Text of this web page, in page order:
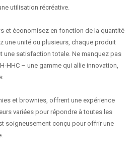
utilisation récréative.
et économisez en fonction de la quantité
une unité ou plusieurs, chaque produit
une satisfaction totale. Ne manquez pas
HHC – une gamme qui allie innovation,
et brownies, offrent une expérience
variées pour répondre à toutes les
soigneusement conçu pour offrir une